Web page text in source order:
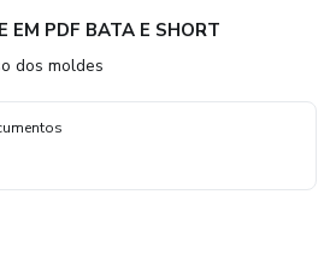
EM PDF BATA E SHORT
dos moldes